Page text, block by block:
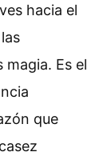
hacia el
Es el
que